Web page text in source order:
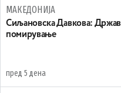
МАКЕДОНИЈА
Сиљановска Давкова:
помирување
пред 5 дена